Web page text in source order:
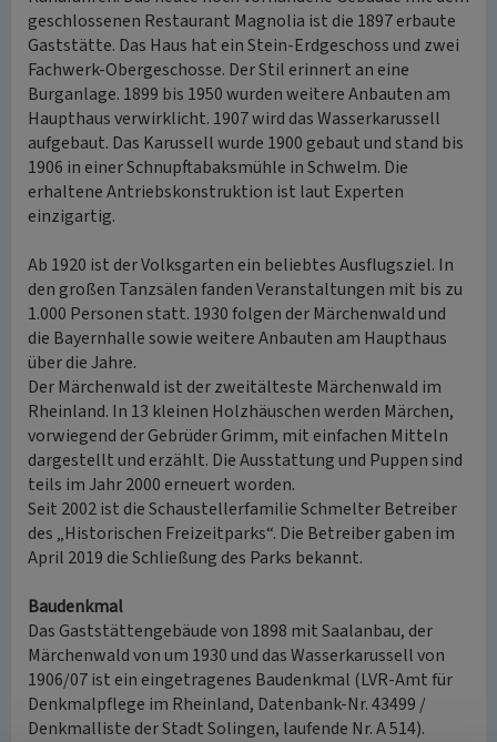
geschlossenen Restaurant Magnolia ist die 1897 erbaute
Gaststätte. Das Haus hat ein Stein-Erdgeschoss und zwei
Fachwerk-Obergeschosse. Der Stil erinnert an eine
Burganlage. 1899 bis 1950 wurden weitere Anbauten am
Haupthaus verwirklicht. 1907 wird das Wasserkarussell
aufgebaut. Das Karussell wurde 1900 gebaut und stand bis
1906 in einer Schnupftabaksmühle in Schwelm. Die
erhaltene Antriebskonstruktion ist laut Experten
einzigartig.
Ab 1920 ist der Volksgarten ein beliebtes Ausflugsziel. In
den großen Tanzsälen fanden Veranstaltungen mit bis zu
1.000 Personen statt. 1930 folgen der Märchenwald und
die Bayernhalle sowie weitere Anbauten am Haupthaus
über die Jahre.
Der Märchenwald ist der zweitälteste Märchenwald im
Rheinland. In 13 kleinen Holzhäuschen werden Märchen,
vorwiegend der Gebrüder Grimm, mit einfachen Mitteln
dargestellt und erzählt. Die Ausstattung und Puppen sind
teils im Jahr 2000 erneuert worden.
Seit 2002 ist die Schaustellerfamilie Schmelter Betreiber
des „Historischen Freizeitparks“. Die Betreiber gaben im
April 2019 die Schließung des Parks bekannt.
Baudenkmal
Das Gaststättengebäude von 1898 mit Saalanbau, der
Märchenwald von um 1930 und das Wasserkarussell von
1906/07 ist ein eingetragenes Baudenkmal (LVR-Amt für
Denkmalpflege im Rheinland, Datenbank-Nr. 43499 /
Denkmalliste der Stadt Solingen, laufende Nr. A 514).